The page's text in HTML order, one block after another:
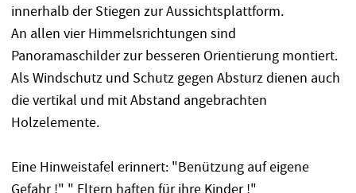
innerhalb der Stiegen zur Aussichtsplattform.
An allen vier Himmelsrichtungen sind
Panoramaschilder zur besseren Orientierung montiert.
Als Windschutz und Schutz gegen Absturz dienen auch
die vertikal und mit Abstand angebrachten
Holzelemente.
Eine Hinweistafel erinnert: "Benützung auf eigene